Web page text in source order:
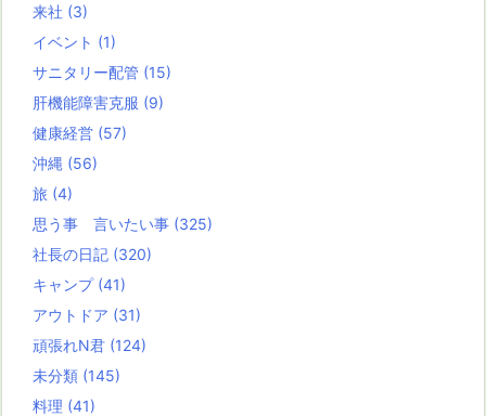
来社 (3)
イベント (1)
サニタリー配管 (15)
肝機能障害克服 (9)
健康経営 (57)
沖縄 (56)
旅 (4)
思う事 言いたい事 (325)
社長の日記 (320)
キャンプ (41)
アウトドア (31)
頑張れN君 (124)
未分類 (145)
料理 (41)